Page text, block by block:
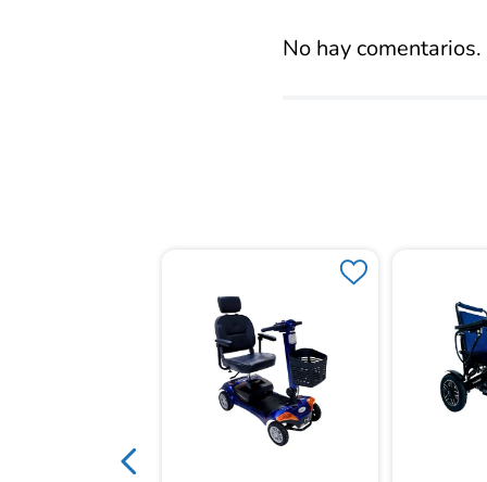
promedio
No hay comentarios.